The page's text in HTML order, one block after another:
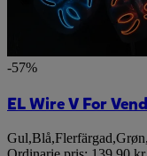
-57%
EL Wire V For
Gul,Blå,Flerfärgad,Grøn,